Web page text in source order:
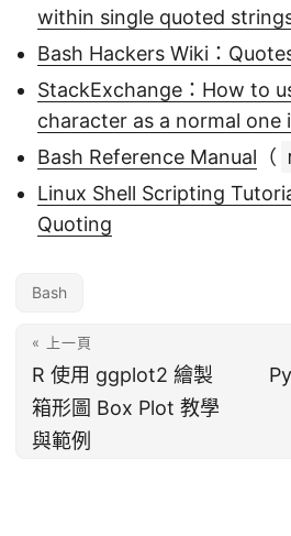
within single quoted
Bash Hackers Wiki：
StackExchange：How to
character as a normal one
Bash Reference Manual （
Linux Shell Scripting
Quoting
Bash
« 上一頁
R 使用 ggplot2 繪製
箱形圖 Box Plot 教學
與範例